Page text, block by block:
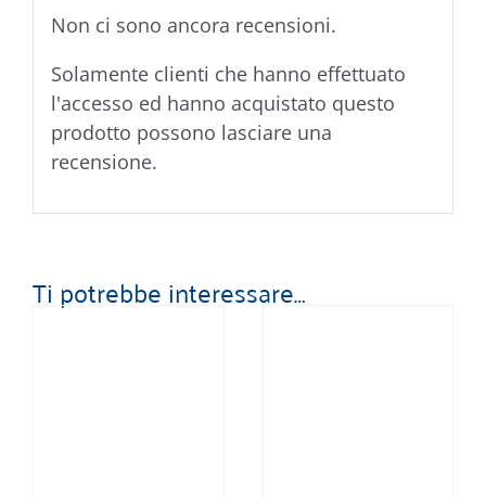
Non ci sono ancora recensioni.
Solamente clienti che hanno effettuato
l'accesso ed hanno acquistato questo
prodotto possono lasciare una
recensione.
Ti potrebbe interessare…